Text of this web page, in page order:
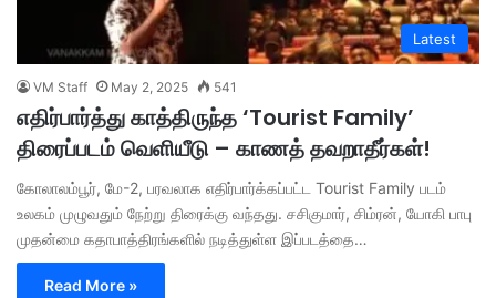
Latest
VM Staff May 2, 2025 541
எதிர்பார்த்து காத்திருந்த ‘Tourist Family’
திரைப்படம் வெளியீடு – காணத் தவறாதீர்கள்!
கோலாலம்பூர், மே-2, பரவலாக எதிர்பார்க்கப்பட்ட Tourist Family படம்
உலகம் முழுவதும் நேற்று திரைக்கு வந்தது. சசிகுமார், சிம்ரன், யோகி பாபு
முதன்மை கதாபாத்திரங்களில் நடித்துள்ள இப்படத்தை…
Read More »